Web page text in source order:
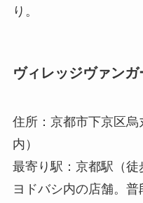
り。
ヴィレッジヴァン
住所：京都市下京区
内）
最寄り駅：京都駅（徒
ヨドバシ内の店舗。